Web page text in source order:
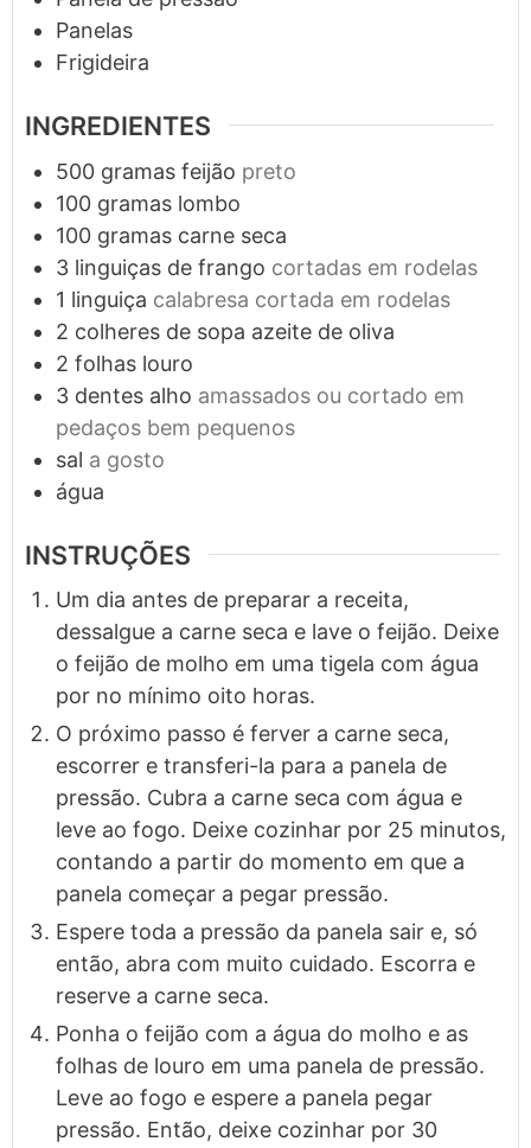
Panelas
Frigideira
INGREDIENTES
500 gramas feijão preto
100 gramas lombo
100 gramas carne seca
3 linguiças de frango cortadas em rodelas
1 linguiça calabresa cortada em rodelas
2 colheres de sopa azeite de oliva
2 folhas louro
3 dentes alho amassados ou cortado em
pedaços bem pequenos
sal a gosto
água
INSTRUÇÕES
Um dia antes de preparar a receita,
dessalgue a carne seca e lave o feijão. Deixe
o feijão de molho em uma tigela com água
por no mínimo oito horas.
O próximo passo é ferver a carne seca,
escorrer e transferi-la para a panela de
pressão. Cubra a carne seca com água e
leve ao fogo. Deixe cozinhar por 25 minutos,
contando a partir do momento em que a
panela começar a pegar pressão.
Espere toda a pressão da panela sair e, só
então, abra com muito cuidado. Escorra e
reserve a carne seca.
Ponha o feijão com a água do molho e as
folhas de louro em uma panela de pressão.
Leve ao fogo e espere a panela pegar
pressão. Então, deixe cozinhar por 30